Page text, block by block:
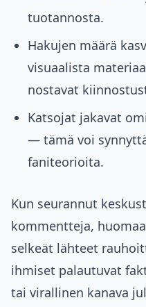
tuotannosta.
Hakujen määrä
visuaalista
nostavat
Katsojat jakavat
— tämä voi
faniteorioita.
Kun seurannut
kommentteja,
selkeät lähteet
ihmiset palautuvat
tai virallinen kanava